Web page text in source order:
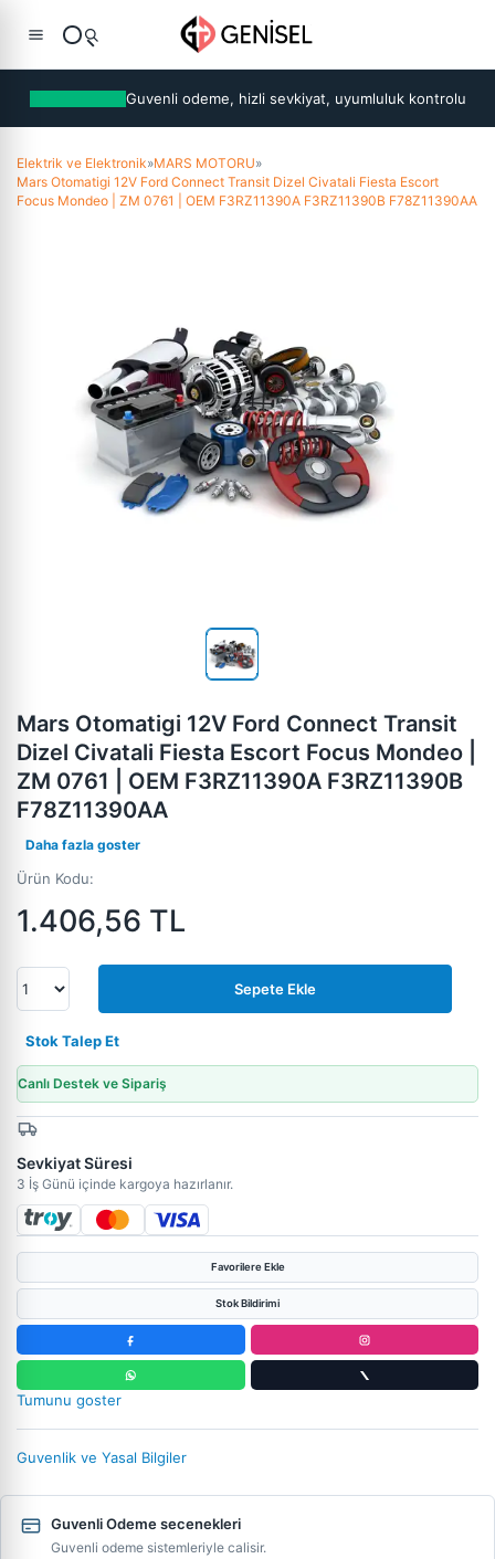
Guvenli odeme, hizli sevkiyat, uyumluluk kontrolu
Elektrik ve Elektronik»MARS MOTORU»
Mars Otomatigi 12V Ford Connect Transit Dizel Civatali Fiesta Escort
Focus Mondeo | ZM 0761 | OEM F3RZ11390A F3RZ11390B F78Z11390AA
Mars Otomatigi 12V Ford Connect Transit
Dizel Civatali Fiesta Escort Focus Mondeo |
ZM 0761 | OEM F3RZ11390A F3RZ11390B
F78Z11390AA
Daha fazla goster
Ürün Kodu:
1.406,56 TL
Sepete Ekle
Stok Talep Et
Canlı Destek ve Sipariş
Sevkiyat Süresi
3 İş Günü içinde kargoya hazırlanır.
Favorilere Ekle
Stok Bildirimi
Tumunu goster
Guvenlik ve Yasal Bilgiler
Guvenli Odeme secenekleri
Guvenli odeme sistemleriyle calisir.